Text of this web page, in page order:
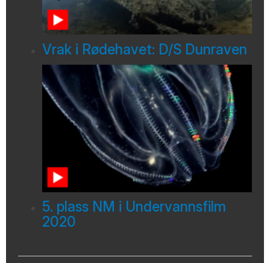
Vrak i Rødehavet: D/S Dunraven
5. plass NM i Undervannsfilm
2020